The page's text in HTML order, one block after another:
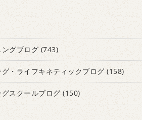
グブログ(743)
・ライフキネティックブログ (158)
スクールブログ (150)